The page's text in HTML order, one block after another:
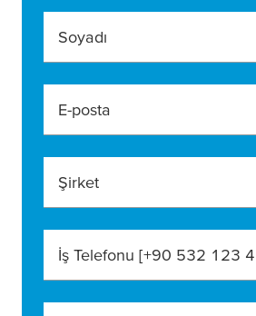
Soyadı
E-posta
Şirket
İş Telefonu [+90 532 123